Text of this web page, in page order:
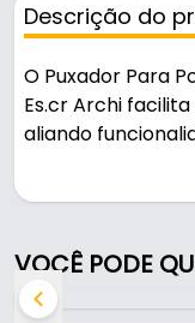
Descrição do
O Puxador Para
Es.cr Archi
aliando
Fabricado em
inox escovado, é
A fixação é feita
VOCÊ PODE